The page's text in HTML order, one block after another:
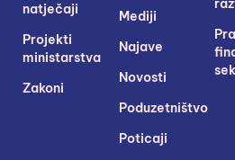
Mediji
Najave
Novosti
Poduzetništvo
Poticaji
natječaji
Projekti
ministarstva
Zakoni